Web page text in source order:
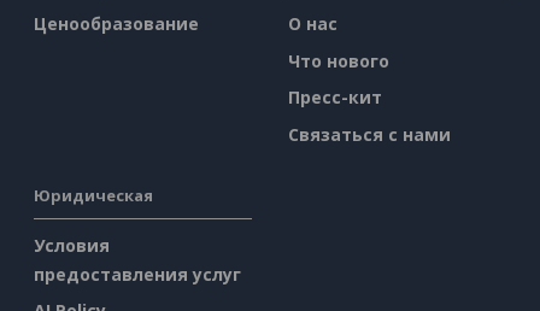
Ценообразование
О нас
Что нового
Пресс-кит
Связаться с нами
Юридическая
Условия
предоставления услуг